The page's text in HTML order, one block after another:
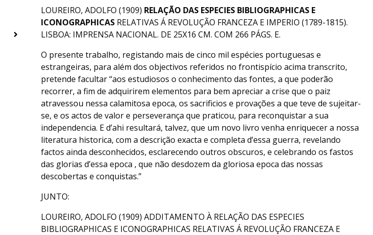
LOUREIRO, ADOLFO (1909) RELAÇÃO DAS ESPECIES BIBLIOGRAPHICAS E
ICONOGRAPHICAS RELATIVAS Á REVOLUÇÃO FRANCEZA E IMPERIO (1789-1815).
LISBOA: IMPRENSA NACIONAL. DE 25X16 CM. COM 266 PÁGS. E.
O presente trabalho, registando mais de cinco mil espécies portuguesas e
estrangeiras, para além dos objectivos referidos no frontispício acima transcrito,
pretende facultar “aos estudiosos o conhecimento das fontes, a que poderão
recorrer, a fim de adquirirem elementos para bem apreciar a crise que o paiz
atravessou nessa calamitosa epoca, os sacrificios e provações a que teve de sujeitar-
se, e os actos de valor e perseverança que praticou, para reconquistar a sua
independencia. E d’ahi resultará, talvez, que um novo livro venha enriquecer a nossa
literatura historica, com a descrição exacta e completa d’essa guerra, revelando
factos ainda desconhecidos, esclarecendo outros obscuros, e celebrando os fastos
das glorias d’essa epoca , que não desdozem da gloriosa epoca das nossas
descobertas e conquistas.”
JUNTO:
LOUREIRO, ADOLFO (1909) ADDITAMENTO À RELAÇÃO DAS ESPECIES
BIBLIOGRAPHICAS E ICONOGRAPHICAS RELATIVAS Á REVOLUÇÃO FRANCEZA E